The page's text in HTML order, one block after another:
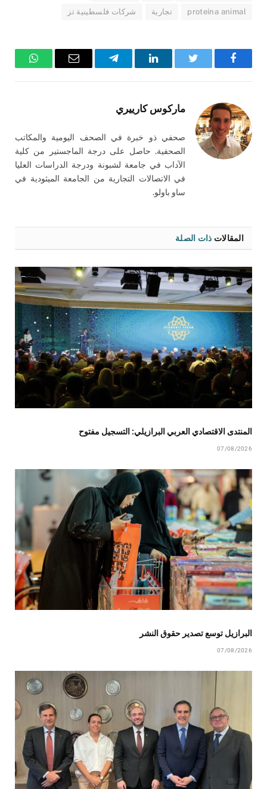
proteína animal تجارية شركات فلسطينية تز
فيسبوك تويتر لينكدإن تيلقرام
البريد
واتساب
ماركوس كارييري
صحفي ذو خبرة في الصحف اليومية والمكاتب
الصحفية. حاصل على درجة الماجستير من كلية
الآداب في جامعة لشبونة ودرجة الدراسات العليا
في الاتصالات التجارية من الجامعة الميثودية في
ساو باولو.
المقالات ذات الصلة
المنتدى الاقتصادي العربي البرازيلي: التسجيل مفتوح
07/08/2026
البرازيل توسع تصدير حقوق النشر
07/08/2026